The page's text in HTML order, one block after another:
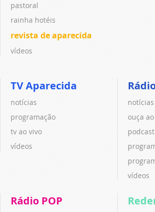
pastoral
rainha hotéis
revista de aparecida
vídeos
TV Aparecida
notícias
programação
tv ao vivo
vídeos
notícias
ouça
podcast
vídeos
Rádio POP